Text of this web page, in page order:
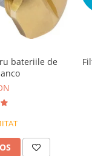
bateriile de